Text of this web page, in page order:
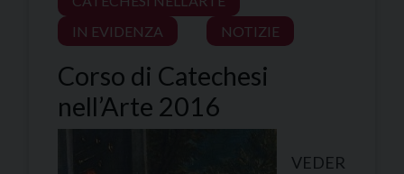
IN EVIDENZA
NOTIZIE
Corso di Catechesi
nell’Arte 2016
VEDER